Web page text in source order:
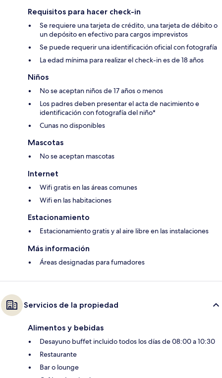
Requisitos para hacer check-in
Se requiere una tarjeta de crédito, una tarjeta de débito o
un depósito en efectivo para cargos imprevistos
Se puede requerir una identificación oficial con fotografía
La edad mínima para realizar el check-in es de 18 años
Niños
No se aceptan niños de 17 años o menos
Los padres deben presentar el acta de nacimiento e
identificación con fotografía del niño*
Cunas no disponibles
Mascotas
No se aceptan mascotas
Internet
Wifi gratis en las áreas comunes
Wifi en las habitaciones
Estacionamiento
Estacionamiento gratis y al aire libre en las instalaciones
Más información
Áreas designadas para fumadores
Servicios de la propiedad
Alimentos y bebidas
Desayuno buffet incluido todos los días de 08:00 a 10:30
Restaurante
Bar o lounge